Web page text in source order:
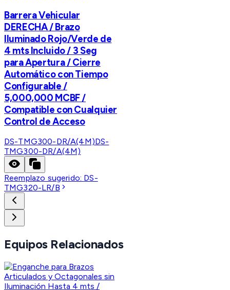
Barrera Vehicular
DERECHA / Brazo
Iluminado Rojo/Verde de
4 mts Incluido / 3 Seg
para Apertura / Cierre
Automático con Tiempo
Configurable /
5,000,000 MCBF /
Compatible con Cualquier
Control de Acceso
DS-TMG300-DR/A(4M)DS-
TMG300-DR/A(4M)
Reemplazo sugerido: DS-
TMG320-LR/B
Equipos Relacionados